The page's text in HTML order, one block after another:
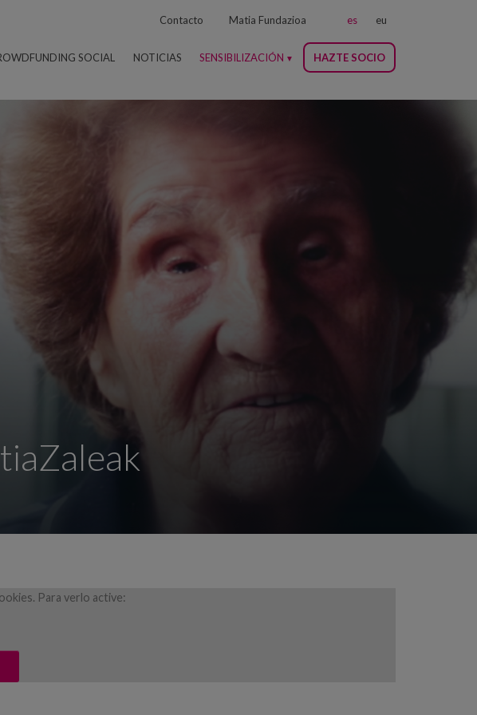
SOCIAL NOTICIAS SENSIBILIZACIÓN HAZTE SOCIO
es eu
Contacto Matia Fundazioa
Para verlo active: